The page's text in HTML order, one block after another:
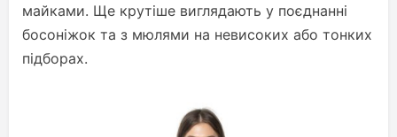
майками. Ще крутіше виглядають у поєднанні
босоніжок та з мюлями на невисоких або тонких
підборах.